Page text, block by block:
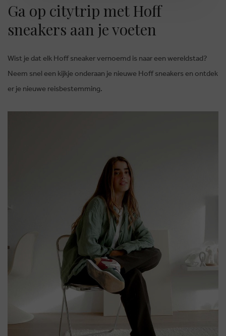
Ga op citytrip met Hoff
sneakers aan je voeten
Wist je dat elk Hoff sneaker vernoemd is naar een wereldstad?
Neem snel een kijkje onderaan je nieuwe Hoff sneakers en ontdek
er je nieuwe reisbestemming.